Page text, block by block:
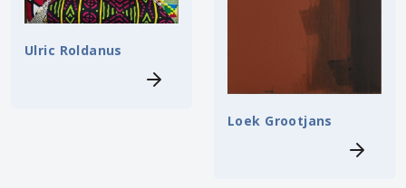
Ulric Roldanus
Loek Grootjans